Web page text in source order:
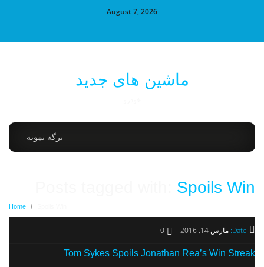
August 7, 2026
ماشین های جدید
برگه نمونه
Posts tagged with:Spoils Win
Home
Date: مارس 14, 2016 0
Tom Sykes Spoils Jonathan Rea’s Win Streak